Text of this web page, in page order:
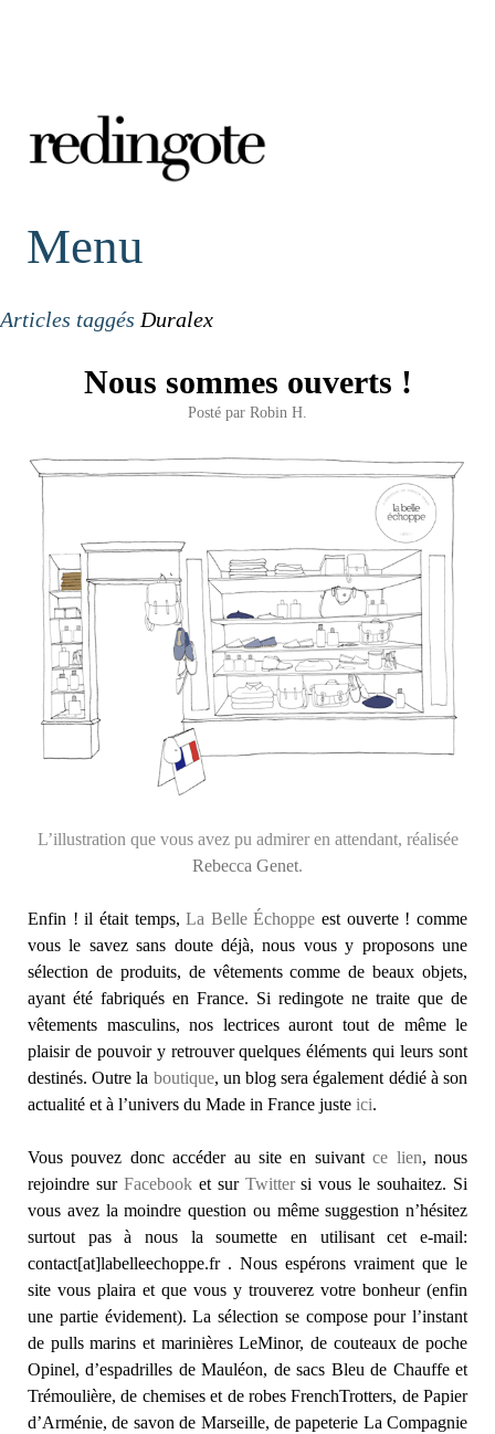
redingote.
Menu
Articles taggés Duralex
Nous sommes ouverts !
Posté par Robin H.
L’illustration que vous avez pu admirer en attendant, réalisée
Rebecca Genet.
Enfin ! il était temps,La Belle Échoppe est ouverte ! comme
vous le savez sans doute déjà, nous vous y proposons une
sélection de produits, de vêtements comme de beaux objets,
ayant été fabriqués en France. Si redingote ne traite que de
vêtements masculins, nos lectrices auront tout de même le
plaisir de pouvoir y retrouver quelques éléments qui leurs sont
destinés. Outre la boutique, un blog sera également dédié à son
actualité et à l’univers du Made in France juste ici.
Vous pouvez donc accéder au site en suivantce lien, nous
rejoindre sur Facebooket sur Twittersi vous le souhaitez. Si
vous avez la moindre question ou même suggestion n’hésitez
surtout pas à nous la soumette en utilisant cet e-mail:
contact[at]labelleechoppe.fr . Nous espérons vraiment que le
site vous plaira et que vous y trouverez votre bonheur (enfin
une partie évidement). La sélection se compose pour l’instant
de pulls marins et marinières LeMinor, de couteaux de poche
Opinel, d’espadrilles de Mauléon, de sacs Bleu de Chauffe et
Trémoulière, de chemises et de robes FrenchTrotters, de Papier
d’Arménie, de savon de Marseille, de papeterie La Compagnie